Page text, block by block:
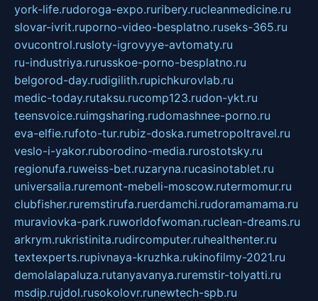
york-life.rudoroga-expo.ruribery.rucleanmedicine.ru
slovar-ivrit.ruporno-video-besplatno.ruseks-365.ru
ovucontrol.rusloty-igrovyye-avtomaty.ru
ru-industriya.rurusskoe-porno-besplatno.ru
belgorod-day.rudigilith.rupichkurovlab.ru
medic-today.rutaksu.rucomp123.rudon-ykt.ru
teensvoice.ruimgsharing.rudomashnee-porno.ru
eva-elfie.rufoto-tur.rubiz-doska.rumetropoltravel.ru
veslo-i-yakor.ruborodino-media.rurostotsky.ru
regionufa.ruweiss-bet.ruzaryna.rucasinotablet.ru
universalia.ruremont-mebeli-moscow.rutermomur.ru
clubfisher.ruremstirufa.ruerdamchi.rudoramamama.ru
muraviovka-park.ruworldofwoman.ruclean-dreams.ru
arkrym.rukristinita.rudircomputer.ruhealthenter.ru
textexperts.rupivnaya-kruzhka.rukinofilmy-2021.ru
demolalapaluza.rutanyavanya.ruremstir-tolyatti.ru
msdip.rujdol.rusokolovr.runewtech-spb.ru